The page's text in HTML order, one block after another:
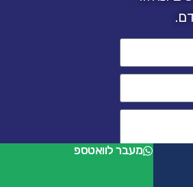
מעבר לוואטספ